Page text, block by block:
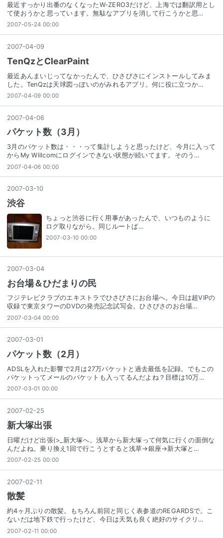
最近すっかり出番のなくなったW-ZERO3だけど、上海では翻訳用とし
て使おうかと思っています。無駄なアプリを消して行こうかと思…
2007-05-24 00:00
2007-04-09
TenQzとClearPaint
最近あんまいじってなかったんで、ひさびさにインストールしてみま
した。TenQzは天球図っぽいのがみれるアプリ。何に役に立つか…
2007-04-09 00:00
2007-04-06
パケット数（3月）
3月のパケット数は・・・って集計しようと思ったけど、今月に入って
からMy Willcomにログインできない状態が続いてます。そのう…
2007-04-06 00:00
2007-03-10
渋谷
ちょっと渋谷に行く用事があったんで、いつものように
ログ取りながら。同じルートば…
2007-03-10 00:00
2007-03-04
お台場＆ひだまりの民
フジテレビクラブのエキストラでひさびさにお台場へ。今日は超VIPの
収録で東京タワーのDVDの発売記念試写会。ひさびさのお台場…
2007-03-04 00:00
2007-03-01
パケット数（2月）
ADSLを入れた影響で2月は27万パケットと過去最低を記録。でもこの
パケットってメールのパケットも入ってるんだよね？目標は10万…
2007-03-01 00:00
2007-02-25
新大塚出張
日曜だけど出張(>_新大塚へ。浅草から新大塚って何気に行くの面倒な
んだよね。乗り換え1回で行こうとすると浅草→銀座→新大塚と…
2007-02-25 00:00
2007-02-11
散髪
約4ヶ月ぶりの散髪。もちろん前回と同じく表参道のREGARDSで。こ
ないだは地下鉄で行ったけど、今日は天気も良く絶好のサイクリ…
2007-02-11 00:00